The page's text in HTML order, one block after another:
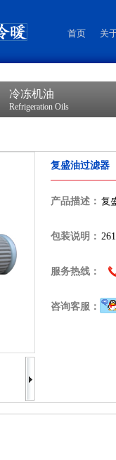
首页 关
冷冻机油
Refrigeration Oils
复盛油过滤器
产品描述： 复
包装说明：
服务热线：
咨询客服：